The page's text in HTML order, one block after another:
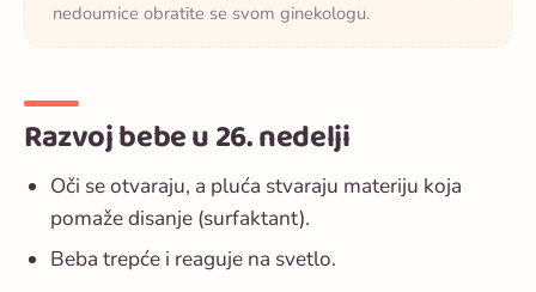
nedoumice obratite se svom ginekologu.
Razvoj bebe u 26. nedelji
Oči se otvaraju, a pluća stvaraju materiju koja
pomaže disanje (surfaktant).
Beba trepće i reaguje na svetlo.